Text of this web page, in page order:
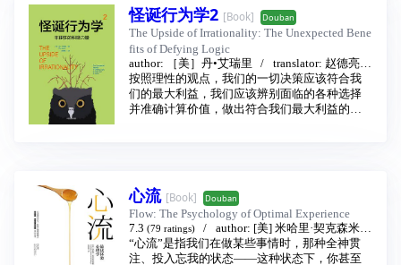
都会带来一种智能伦理。印刷图书如何让我们
进入聚精会神的状态，从而促进深度思维和创
造性思维的发展。相比之下，互联网鼓励我们
蜻蜓点水般地从多种信息来源中广泛采集碎片
化的信息，其伦理规范就是工业主义，这是一
套速度至上、效率至上的伦理，也是一套产量
最大化、消费最大化的伦理——如此说来，互
联网正在按照自己的面目改造我们。我们变得
有大众科学的普及知识，有文化批判的真知灼
见，全书处处闪耀着令人难忘的智慧之光，这
些内容恰似对我们现代人的心智状态所做的全
面而深远的拷问。
这本书必将永远改变我们对传媒和大脑的思考
怪诞行为学2 [Book] Douban
The Upside of Irrationality: The Unexpected Bene
fits of Defying Logic
author:
［美］丹•艾瑞里 translator: 赵德亮
publishing house:中信出版集团 2017
按照理性的观点，我们的一切决策应该符合我
们的最大利益，我们应该辨别面临的各种选择
并准确计算价值，做出符合我们最大利益的选
本书则重点探讨了非理性积极的另一面。非理
性能让我们适应新的环境、信任别人，乐于不
断努力，爱自己的孩子。这些美妙、奇异非理
性的积极力量能够帮助我们实现各种目标，更
好地生活。
同时，本书还将越过工作环境，深入检验我们
心流 [Book] Douban
Flow: The Psychology of Optimal Experience
7.3 (79 ratings) author: [美] 米哈里·契克森米哈
赖
translator:张定绮 publishing house:中
信出版集团
2017 - 11
“心流”是指我们在做某些事情时，那种全神贯
注、投入忘我的状态——这种状态下，你甚至